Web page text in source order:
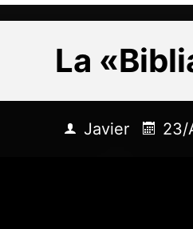
La
Javier 23/